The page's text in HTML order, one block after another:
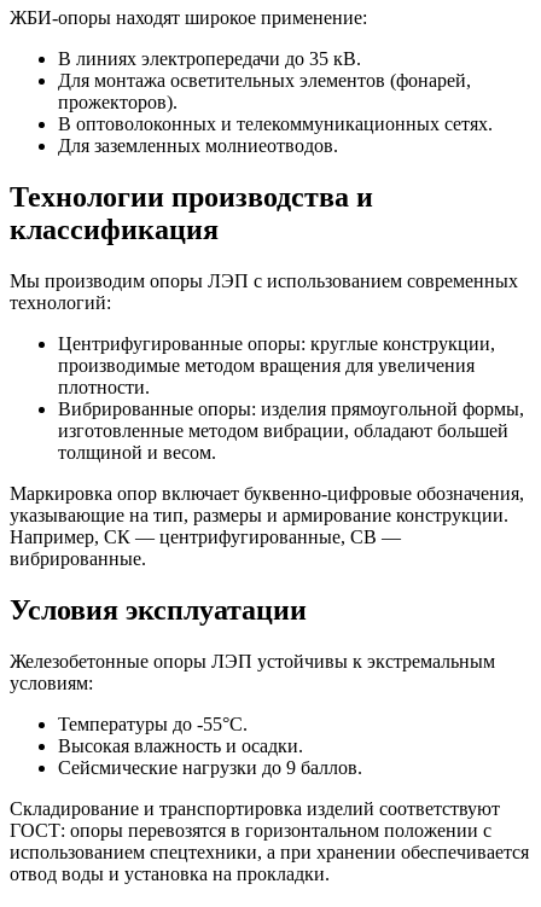
ЖБИ-опоры находят широкое применение:
В линиях электропередачи до 35 кВ.
Для монтажа осветительных элементов (фонарей,
прожекторов).
В оптоволоконных и телекоммуникационных сетях.
Для заземленных молниеотводов.
Технологии производства и
классификация
Мы производим опоры ЛЭП с использованием современных
технологий:
Центрифугированные опоры: круглые конструкции,
производимые методом вращения для увеличения
плотности.
Вибрированные опоры: изделия прямоугольной формы,
изготовленные методом вибрации, обладают большей
толщиной и весом.
Маркировка опор включает буквенно-цифровые обозначения,
указывающие на тип, размеры и армирование конструкции.
Например, СК — центрифугированные, СВ —
вибрированные.
Условия эксплуатации
Железобетонные опоры ЛЭП устойчивы к экстремальным
условиям:
Температуры до -55°С.
Высокая влажность и осадки.
Сейсмические нагрузки до 9 баллов.
Складирование и транспортировка изделий соответствуют
ГОСТ: опоры перевозятся в горизонтальном положении с
использованием спецтехники, а при хранении обеспечивается
отвод воды и установка на прокладки.